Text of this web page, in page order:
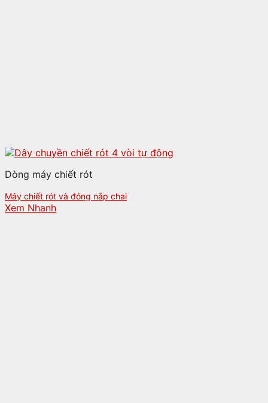
Dòng máy chiết rót
Máy chiết rót và đóng nắp chai
Xem Nhanh